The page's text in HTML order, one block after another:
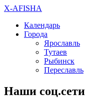
X-AFISHA
Календарь
Города
Ярославль
Тутаев
Рыбинск
Переславль
Наши соц.сети